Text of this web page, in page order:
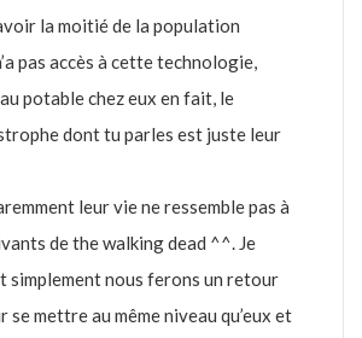
la moitié de la population
pas accès à cette technologie,
potable chez eux en fait, le
dont tu parles est juste leur
leur vie ne ressemble pas à
de the walking dead ^^. Je
simplement nous ferons un retour
se mettre au même niveau qu’eux et